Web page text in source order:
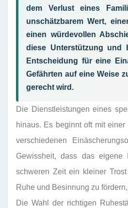
dem Verlust eines
unschätzbarem Wert,
einen würdevollen
diese Unterstützung und
Entscheidung für eine
Gefährten auf eine Weise
gerecht wird.
Die Dienstleistungen eines
hinaus. Es beginnt oft mit
verschiedenen
Gewissheit, dass das
schweren Zeit ein kleiner
Ruhe und Besinnung zu
Die Wahl der richtigen